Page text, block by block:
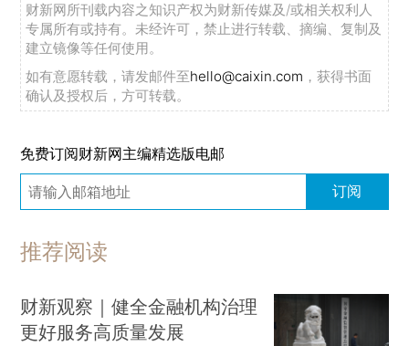
财新网所刊载内容之知识产权为财新传媒及/或相关权利人
专属所有或持有。未经许可，禁止进行转载、摘编、复制及
建立镜像等任何使用。
如有意愿转载，请发邮件至hello@caixin.com ，获得书面
确认及授权后，方可转载。
免费订阅财新网主编精选版电邮
订阅
推荐阅读
财新观察｜健全金融机构治理
更好服务高质量发展